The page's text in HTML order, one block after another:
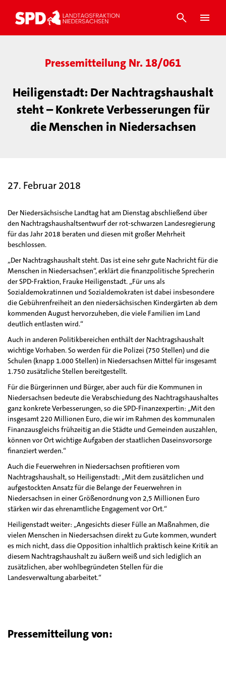
Pressemitteilung Nr. 18/061
Heiligenstadt: Der Nachtragshaushalt
steht – Konkrete Verbesserungen für
die Menschen in Niedersachsen
27. Februar 2018
Der Niedersächsische Landtag hat am Dienstag abschließend über
den Nachtragshaushaltsentwurf der rot-schwarzen Landesregierung
für das Jahr 2018 beraten und diesen mit großer Mehrheit
beschlossen.
„Der Nachtragshaushalt steht. Das ist eine sehr gute Nachricht für die
Menschen in Niedersachsen“, erklärt die finanzpolitische Sprecherin
der SPD-Fraktion, Frauke Heiligenstadt. „Für uns als
Sozialdemokratinnen und Sozialdemokraten ist dabei insbesondere
die Gebührenfreiheit an den niedersächsischen Kindergärten ab dem
kommenden August hervorzuheben, die viele Familien im Land
deutlich entlasten wird.“
Auch in anderen Politikbereichen enthält der Nachtragshaushalt
wichtige Vorhaben. So werden für die Polizei (750 Stellen) und die
Schulen (knapp 1.000 Stellen) in Niedersachsen Mittel für insgesamt
1.750 zusätzliche Stellen bereitgestellt.
Für die Bürgerinnen und Bürger, aber auch für die Kommunen in
Niedersachsen bedeute die Verabschiedung des Nachtragshaushaltes
ganz konkrete Verbesserungen, so die SPD-Finanzexpertin: „Mit den
insgesamt 220 Millionen Euro, die wir im Rahmen des kommunalen
Finanzausgleichs frühzeitig an die Städte und Gemeinden auszahlen,
können vor Ort wichtige Aufgaben der staatlichen Daseinsvorsorge
finanziert werden.“
Auch die Feuerwehren in Niedersachsen profitieren vom
Nachtragshaushalt, so Heiligenstadt: „Mit dem zusätzlichen und
aufgestockten Ansatz für die Belange der Feuerwehren in
Niedersachsen in einer Größenordnung von 2,5 Millionen Euro
stärken wir das ehrenamtliche Engagement vor Ort.“
Heiligenstadt weiter: „Angesichts dieser Fülle an Maßnahmen, die
vielen Menschen in Niedersachsen direkt zu Gute kommen, wundert
es mich nicht, dass die Opposition inhaltlich praktisch keine Kritik an
diesem Nachtragshaushalt zu äußern weiß und sich lediglich an
zusätzlichen, aber wohlbegründeten Stellen für die
Landesverwaltung abarbeitet.“
Pressemitteilung von: